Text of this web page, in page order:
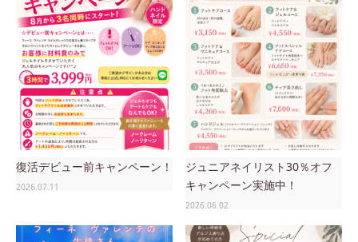
復活デビュー前キャンペーン！
2026.07.11
ジュニアネイリスト30％オフ
キャンペーン実施中！
2026.06.02